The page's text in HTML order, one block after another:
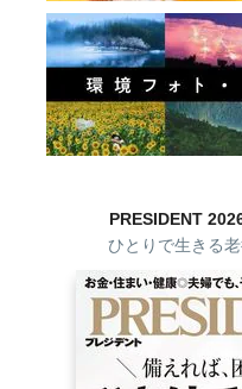
PRESIDENT
ひとりで生きる老